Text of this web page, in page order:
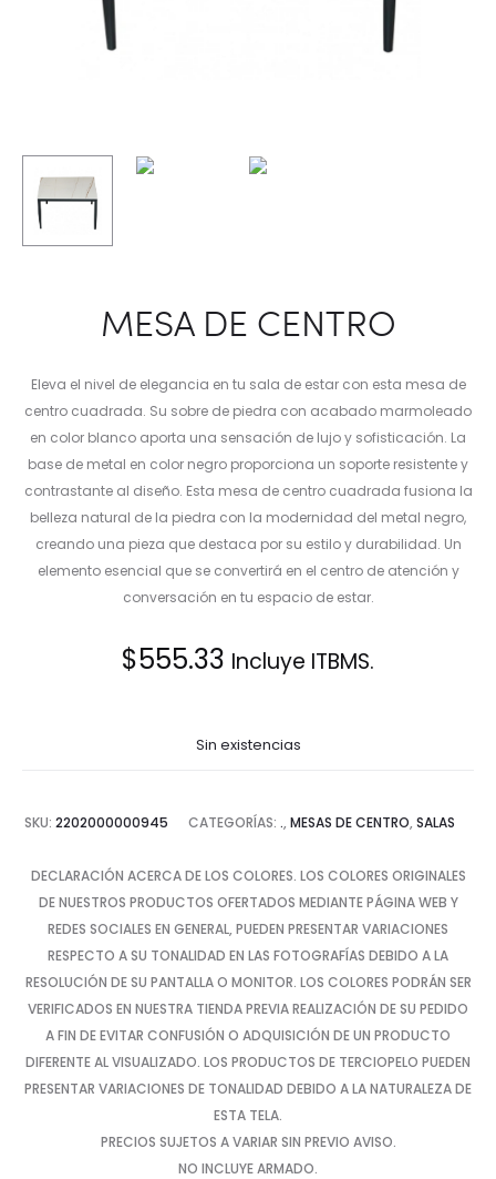
MESA DE CENTRO
Eleva el nivel de elegancia en tu sala de estar con esta mesa de
centro cuadrada. Su sobre de piedra con acabado marmoleado
en color blanco aporta una sensación de lujo y sofisticación. La
base de metal en color negro proporciona un soporte resistente y
contrastante al diseño. Esta mesa de centro cuadrada fusiona la
belleza natural de la piedra con la modernidad del metal negro,
creando una pieza que destaca por su estilo y durabilidad. Un
elemento esencial que se convertirá en el centro de atención y
conversación en tu espacio de estar.
$555.33 Incluye ITBMS.
Sin existencias
SKU: 2202000000945 CATEGORÍAS: ., MESAS DE CENTRO, SALAS
DECLARACIÓN ACERCA DE LOS COLORES. LOS COLORES ORIGINALES
DE NUESTROS PRODUCTOS OFERTADOS MEDIANTE PÁGINA WEB Y
REDES SOCIALES EN GENERAL, PUEDEN PRESENTAR VARIACIONES
RESPECTO A SU TONALIDAD EN LAS FOTOGRAFÍAS DEBIDO A LA
RESOLUCIÓN DE SU PANTALLA O MONITOR. LOS COLORES PODRÁN SER
VERIFICADOS EN NUESTRA TIENDA PREVIA REALIZACIÓN DE SU PEDIDO
A FIN DE EVITAR CONFUSIÓN O ADQUISICIÓN DE UN PRODUCTO
DIFERENTE AL VISUALIZADO. LOS PRODUCTOS DE TERCIOPELO PUEDEN
PRESENTAR VARIACIONES DE TONALIDAD DEBIDO A LA NATURALEZA DE
ESTA TELA.
PRECIOS SUJETOS A VARIAR SIN PREVIO AVISO.
NO INCLUYE ARMADO.